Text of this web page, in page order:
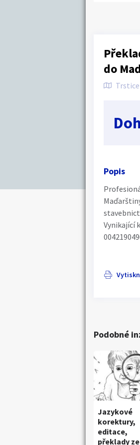
do
Trstice
Popis
Vynikající
Podobné
Jazykové
korektury,
editace,
překlady ze